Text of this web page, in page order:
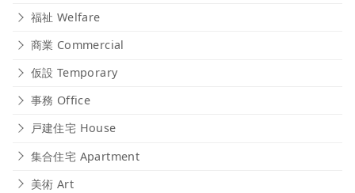
福祉 Welfare
商業 Commercial
仮設 Temporary
事務 Office
戸建住宅 House
集合住宅 Apartment
美術 Art